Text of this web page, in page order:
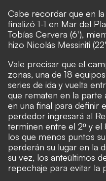
Cabe recordar que en
finalizó 1-1 en Mar del
Tobías Cervera (6'),
hizo Nicolás Messiniti
Vale precisar que el
zonas, una de 18
series de ida y vuelta
que rematen en la parte
en una final para definir
perdedor ingresará al
terminen entre el 2º y el
los que menos puntos
perderán su lugar en la
su vez, los anteúltimos
repechaje para evitar la